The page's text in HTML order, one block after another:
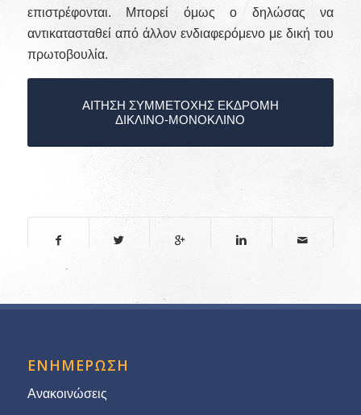
επιστρέφονται. Μπορεί όμως ο δηλώσας να
αντικατασταθεί από άλλον ενδιαφερόμενο με δική του
πρωτοβουλία.
ΑΙΤΗΣΗ ΣΥΜΜΕΤΟΧΗΣ ΕΚΔΡΟΜΗ
ΔΙΚΛΙΝΟ-ΜΟΝΟΚΛΙΝΟ
ΕΝΗΜΕΡΩΣΗ
Ανακοινώσεις